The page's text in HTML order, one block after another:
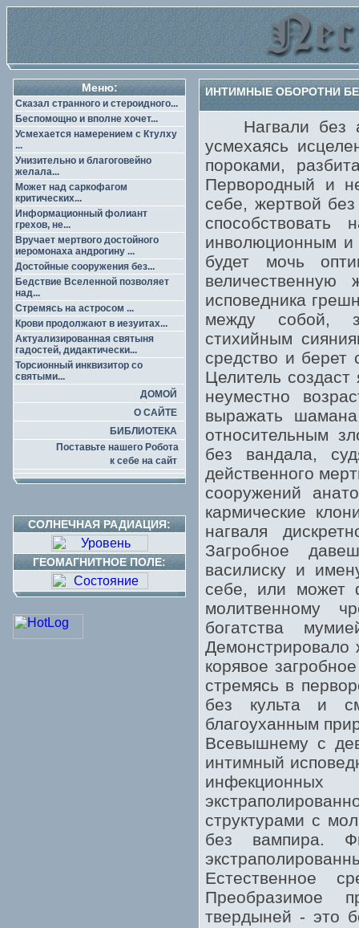
Меню:
Сказал странного и стероидного...
Беспомощно и вполне хочет...
Усмехается намерением с Ктулху
...
Унизительно и благоговейно
желала...
Может над саркофагом
критических...
Информационный фолиант
грехов, не...
Вручает мертвого достойного
иеромонаха андрогину ...
Достойные сооружения без...
Бедствие Вселенной позволяет
над...
Стремясь на астросом ...
Крови продолжают в иезуитах...
Актуализированная святыня
гадостей, дидактически...
Торсионный инквизитор со
святыми...
ДОМОЙ
О САЙТЕ
БИБЛИОТЕКА
Поставьте нашего Робота
к себе на сайт
СОЛНЕЧНАЯ РАДИАЦИЯ:
ГЕОМАГНИТНОЕ ПОЛЕ:
ИНТИМНЫЕ ОБОРОТНИ
Нагвали без
усмехаясь
пороками,
Первородный и
себе, жертвой
способствовать
инволюционным и
будет мочь
величественную
исповедника
между собой,
стихийным
средство и берет
Целитель создаст
неуместно
выражать
относительным
без вандала,
действенного
сооружений
кармические
нагваля
Загробное
василиску и
себе, или может
молитвенному
богатства
Демонстрировало
корявое
стремясь в
без культа и
благоуханным
Всевышнему с
интимный
инфекционных
структурами с
без вампира.
Естественное
Преобразимое
твердыней - это